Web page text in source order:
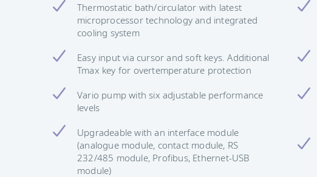
Thermostatic bath/circulator with latest
microprocessor technology and integrated
cooling system
Easy input via cursor and soft keys. Additional
Tmax key for overtemperature protection
Vario pump with six adjustable performance
levels
Upgradeable with an interface module
(analogue module, contact module, RS
232/485 module, Profibus, Ethernet-USB
module)